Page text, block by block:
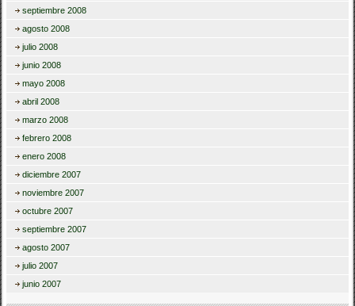
septiembre 2008
agosto 2008
julio 2008
junio 2008
mayo 2008
abril 2008
marzo 2008
febrero 2008
enero 2008
diciembre 2007
noviembre 2007
octubre 2007
septiembre 2007
agosto 2007
julio 2007
junio 2007